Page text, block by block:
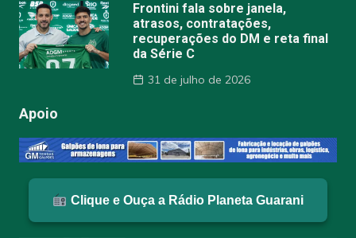
Frontini fala sobre janela,
atrasos, contratações,
recuperações do DM e reta final
da Série C
31 de julho de 2026
Apoio
Clique e Ouça a Rádio Planeta Guarani